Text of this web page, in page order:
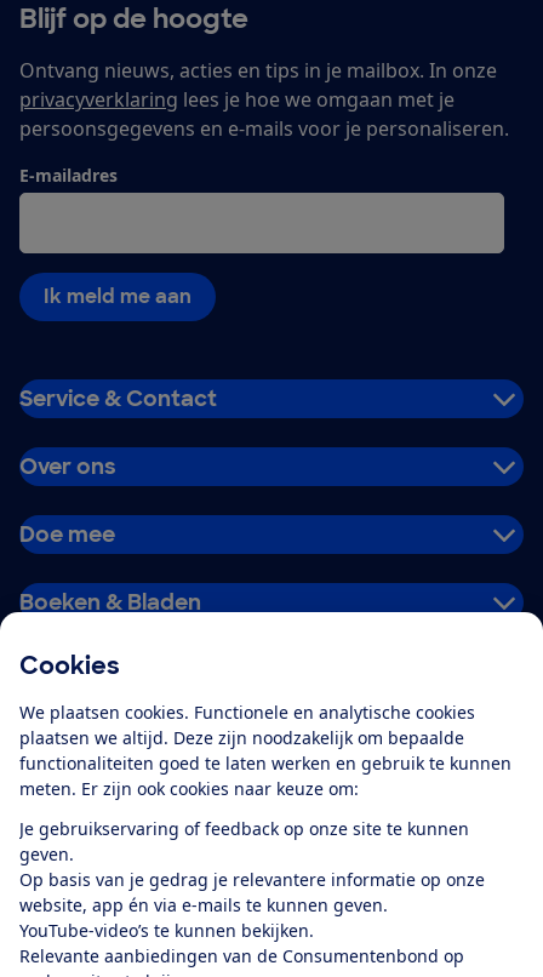
Cookies
We plaatsen cookies. Functionele en analytische cookies
plaatsen we altijd. Deze zijn noodzakelijk om bepaalde
functionaliteiten goed te laten werken en gebruik te kunnen
meten. Er zijn ook cookies naar keuze om:
Je gebruikservaring of feedback op onze site te kunnen
geven.
Op basis van je gedrag je relevantere informatie op onze
website, app én via e-mails te kunnen geven.
YouTube-video’s te kunnen bekijken.
Relevante aanbiedingen van de Consumentenbond op
Blijf op de hoogte
Ontvang nieuws, acties en tips in je mailbox. In onze
privacyverklaring lees je hoe we omgaan met je
persoonsgegevens en e-mails voor je personaliseren.
E-mailadres
Ik meld me aan
Service & Contact
Over ons
Doe mee
Boeken & Bladen
Alles over de
app
Algemene Voorwaarden
Privacyverklaring
Cookiebeleid
Privacyvoorkeuren
Toegankelijkheid